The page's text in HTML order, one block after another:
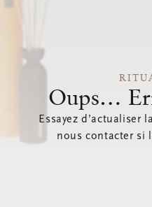
Oups…
Essayez d’actualiser
nous contacter si